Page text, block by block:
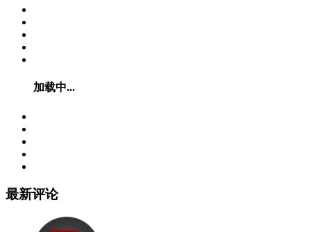
加载中...
最新评论